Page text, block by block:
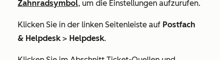
Zahnradsymbol, um die Einstellungen aufzurufen.
Klicken Sie in der linken Seitenleiste auf Postfach
& Helpdesk> Helpdesk.